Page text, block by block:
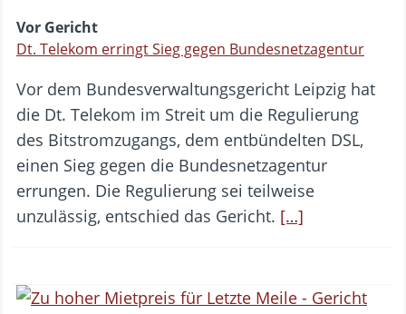
Vor Gericht
Dt. Telekom erringt Sieg gegen Bundesnetzagentur
Vor dem Bundesverwaltungsgericht Leipzig hat
die Dt. Telekom im Streit um die Regulierung
des Bitstromzugangs, dem entbündelten DSL,
einen Sieg gegen die Bundesnetzagentur
errungen. Die Regulierung sei teilweise
unzulässig, entschied das Gericht. […]